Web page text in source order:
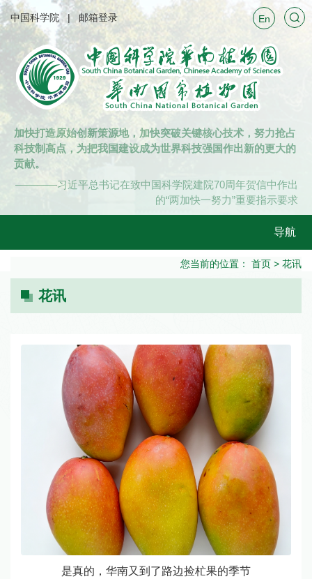
加快打造原始创新策源地，加快突破关键核心技术，努力抢占
科技制高点，为把我国建设成为世界科技强国作出新的更大的
贡献。
————习近平总书记在致中国科学院建院70周年贺信中作出
的“两加快一努力”重要指示要求
中国科学院 邮箱登录 En
导航
您当前的位置： 首页 > 花讯
花讯
是真的，华南又到了路边捡杧果的季节​